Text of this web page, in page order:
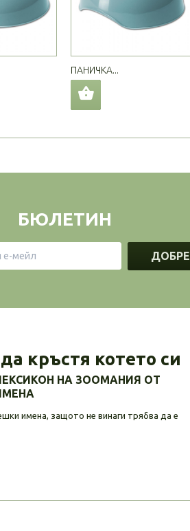
ПАНИЧКА...
БЮЛЕТИН
ДОБРЕ
кръстя котето си
НА ЗООМАНИЯ ОТ
имена, защото не винаги трябва да е